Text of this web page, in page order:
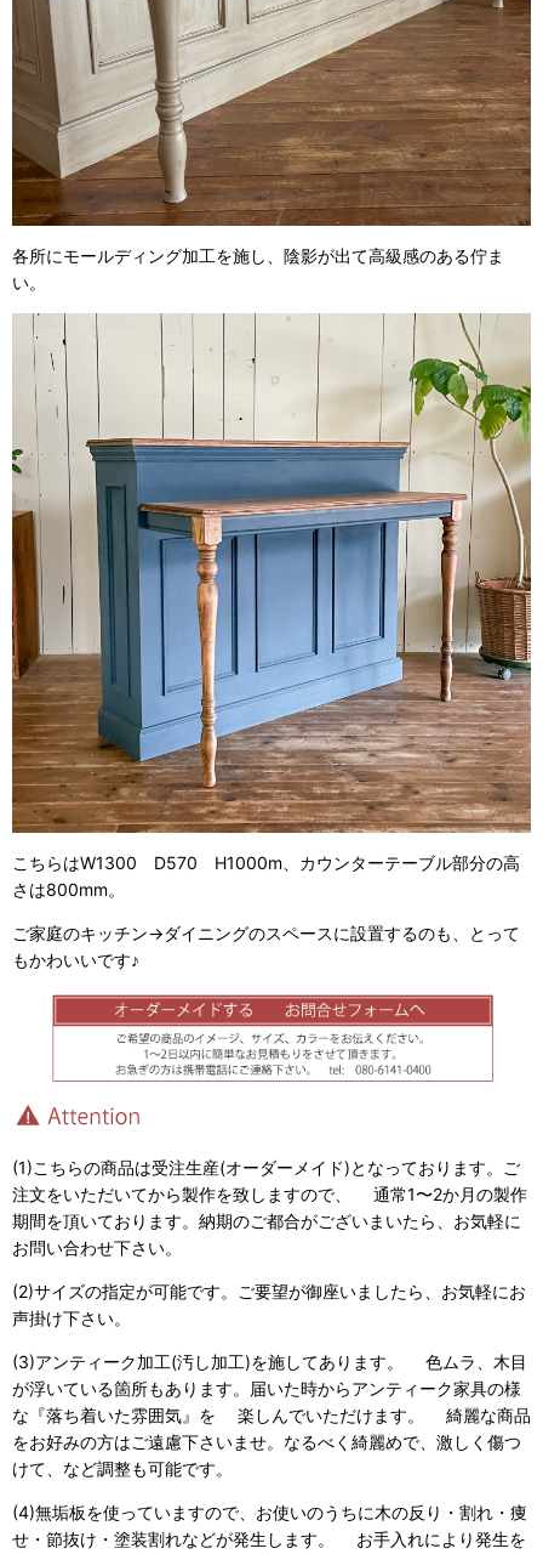
各所にモールディング加工を施し、陰影が出て高級感のある佇ま
い。
こちらはW1300 D570 H1000m、カウンターテーブル部分の高
さは800mm。
ご家庭のキッチン→ダイニングのスペースに設置するのも、とって
もかわいいです♪
(1)こちらの商品は受注生産(オーダーメイド)となっております。ご
注文をいただいてから製作を致しますので、 通常1〜2か月の製作
期間を頂いております。納期のご都合がございまいたら、お気軽に
お問い合わせ下さい。
(2)サイズの指定が可能です。ご要望が御座いましたら、お気軽にお
声掛け下さい。
(3)アンティーク加工(汚し加工)を施してあります。 色ムラ、木目
が浮いている箇所もあります。届いた時からアンティーク家具の様
な『落ち着いた雰囲気』を 楽しんでいただけます。 綺麗な商品
をお好みの方はご遠慮下さいませ。なるべく綺麗めで、激しく傷つ
けて、など調整も可能です。
(4)無垢板を使っていますので、お使いのうちに木の反り・割れ・痩
せ・節抜け・塗装割れなどが発生します。 お手入れにより発生を